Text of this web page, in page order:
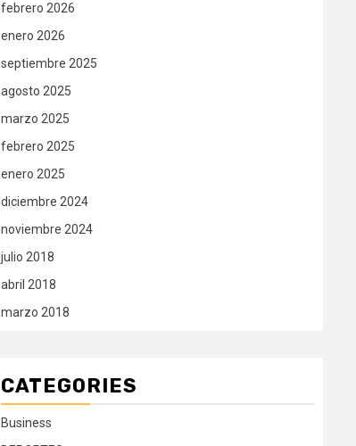
febrero 2026
enero 2026
septiembre 2025
agosto 2025
marzo 2025
febrero 2025
enero 2025
diciembre 2024
noviembre 2024
julio 2018
abril 2018
marzo 2018
CATEGORIES
Business